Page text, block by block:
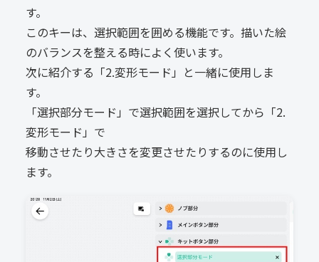
す。
このキーは、選択範囲を囲める機能です。描いた絵
のバランスを整える時によく使います。
次に紹介する「2.変形モード」と一緒に使用しま
す。
「選択部分モード」で選択範囲を選択してから「2.
変形モード」で
移動させたり大きさを変更させたりするのに使用し
ます。